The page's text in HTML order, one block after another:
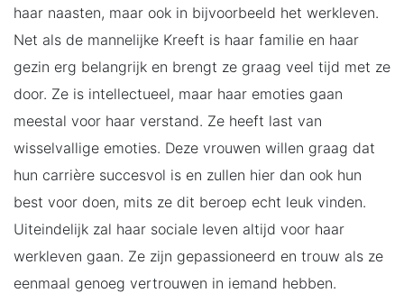
haar naasten, maar ook in bijvoorbeeld het werkleven.
Net als de mannelijke Kreeft is haar familie en haar
gezin erg belangrijk en brengt ze graag veel tijd met ze
door. Ze is intellectueel, maar haar emoties gaan
meestal voor haar verstand. Ze heeft last van
wisselvallige emoties. Deze vrouwen willen graag dat
hun carrière succesvol is en zullen hier dan ook hun
best voor doen, mits ze dit beroep echt leuk vinden.
Uiteindelijk zal haar sociale leven altijd voor haar
werkleven gaan. Ze zijn gepassioneerd en trouw als ze
eenmaal genoeg vertrouwen in iemand hebben.